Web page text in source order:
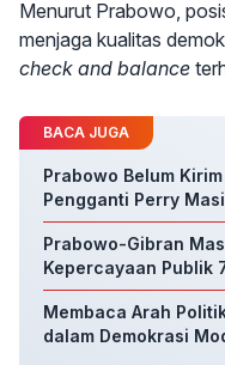
Menurut Prabowo,
menjaga kualitas
check and balance
BACA JUGA
Prabowo Belum
Pengganti Perry
Prabowo-Gibran
Kepercayaan Publik
Membaca Arah
dalam Demokrasi